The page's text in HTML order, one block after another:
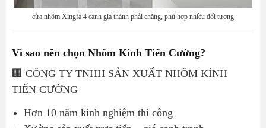
cửa nhôm Xingfa 4 cánh giá thành phải chăng, phù hợp nhiều đối tượng
Vì sao nên chọn Nhôm Kính Tiến Cường?
🏢 CÔNG TY TNHH SẢN XUẤT NHÔM KÍNH
TIẾN CƯỜNG
Hơn 10 năm kinh nghiệm thi công